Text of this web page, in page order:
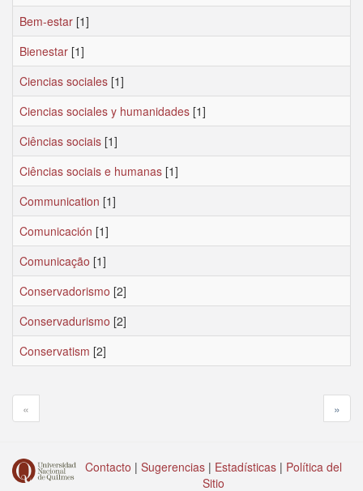
Bem-estar [1]
Bienestar [1]
Ciencias sociales [1]
Ciencias sociales y humanidades [1]
Ciências sociais [1]
Ciências sociais e humanas [1]
Communication [1]
Comunicación [1]
Comunicação [1]
Conservadorismo [2]
Conservadurismo [2]
Conservatism [2]
« »
Contacto | Sugerencias | Estadísticas | Política del
Sitio